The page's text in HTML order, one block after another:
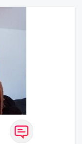
vidéo
en CDI
,Echeque
35 régiment d
a 2003.)
marche par jour
domicile. J 'ai
deux en
la lune je le
beau ciel étoilé